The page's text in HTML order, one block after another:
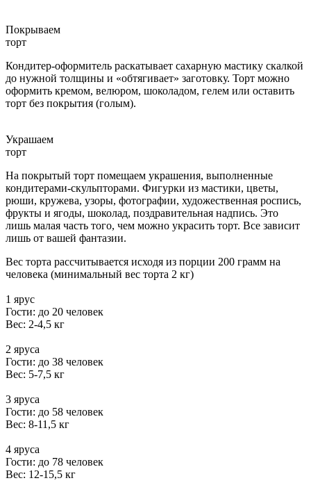
Покрываем
торт
Кондитер-оформитель раскатывает сахарную мастику скалкой
до нужной толщины и «обтягивает» заготовку. Торт можно
оформить кремом, велюром, шоколадом, гелем или оставить
торт без покрытия (голым).
Украшаем
торт
На покрытый торт помещаем украшения, выполненные
кондитерами-скульпторами. Фигурки из мастики, цветы,
рюши, кружева, узоры, фотографии, художественная роспись,
фрукты и ягоды, шоколад, поздравительная надпись. Это
лишь малая часть того, чем можно украсить торт. Все зависит
лишь от вашей фантазии.
Вес торта рассчитывается исходя из порции 200 грамм на
человека (минимальный вес торта 2 кг)
1 ярус
Гости: до 20 человек
Вес: 2-4,5 кг
2 яруса
Гости: до 38 человек
Вес: 5-7,5 кг
3 яруса
Гости: до 58 человек
Вес: 8-11,5 кг
4 яруса
Гости: до 78 человек
Вес: 12-15,5 кг